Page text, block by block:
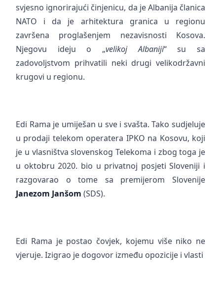
svjesno ignorirajući činjenicu, da je Albanija članica
NATO i da je arhitektura granica u regionu
završena proglašenjem nezavisnosti Kosova.
Njegovu ideju o „velikoj Albaniji“ su sa
zadovoljstvom prihvatili neki drugi velikodržavni
krugovi u regionu.
Edi Rama je umiješan u sve i svašta. Tako sudjeluje
u prodaji telekom operatera IPKO na Kosovu, koji
je u vlasništva slovenskog Telekoma i zbog toga je
u oktobru 2020. bio u privatnoj posjeti Sloveniji i
razgovarao o tome sa premijerom Slovenije
Janezom Janšom (SDS).
Edi Rama je postao čovjek, kojemu više niko ne
vjeruje. Izigrao je dogovor između opozicije i vlasti